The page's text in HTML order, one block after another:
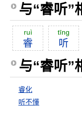
与“睿听”
ruì
睿
tīng
听
与“睿听”
睿化
听不懂